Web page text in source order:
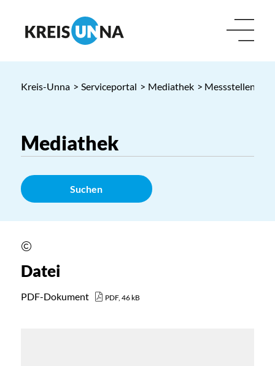
Kreis-Unna > Serviceportal > Mediathek > Messstellen
Suchen
Datei
PDF-Dokument PDF, 46 kB